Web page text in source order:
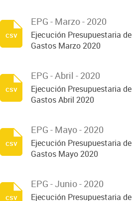
EPG - Marzo - 2020
Ejecución Presupuestaria de
Gastos Marzo 2020
csv
EPG - Abril - 2020
Ejecución Presupuestaria de
Gastos Abril 2020
csv
EPG - Mayo - 2020
Ejecución Presupuestaria de
Gastos Mayo 2020
csv
EPG - Junio - 2020
Ejecución Presupuestaria de
csv